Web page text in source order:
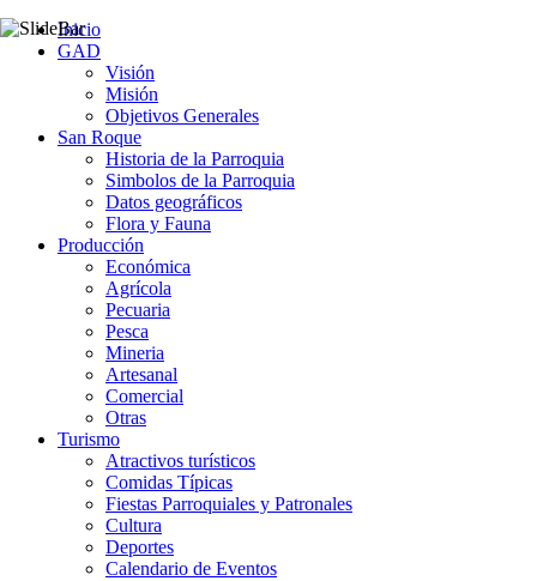
Inicio
GAD
Visión
Misión
Objetivos Generales
San Roque
Historia de la Parroquia
Simbolos de la Parroquia
Datos geográficos
Flora y Fauna
Producción
Económica
Agrícola
Pecuaria
Pesca
Mineria
Artesanal
Comercial
Otras
Turismo
Atractivos turísticos
Comidas Típicas
Fiestas Parroquiales y Patronales
Cultura
Deportes
Calendario de Eventos